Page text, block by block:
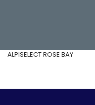
ALPISELECT ROSE BAY